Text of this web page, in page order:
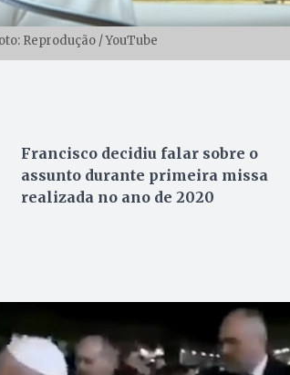
Reprodução / YouTube
Francisco decidiu falar sobre o
assunto durante primeira missa
realizada no ano de 2020